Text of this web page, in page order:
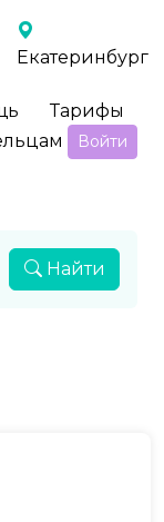
Екатеринбург
Тарифы
Войти
Найти